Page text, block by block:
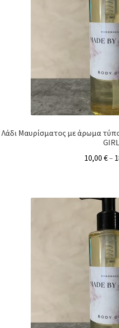
Λάδι Μαυρίσματος με άρωμα
GIRL
10,00 €–